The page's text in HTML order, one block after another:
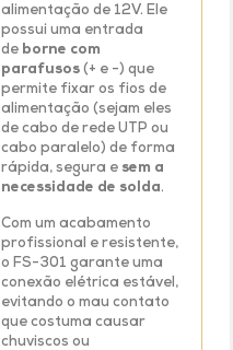
alimentação de 12V. Ele
possui uma entrada
de borne com
parafusos(+ e -) que
permite fixar os fios de
alimentação (sejam eles
de cabo de rede UTP ou
cabo paralelo) de forma
rápida, segura e sem a
necessidade de solda.
Com um acabamento
profissional e resistente,
o FS-301 garante uma
conexão elétrica estável,
evitando o mau contato
que costuma causar
chuviscos ou